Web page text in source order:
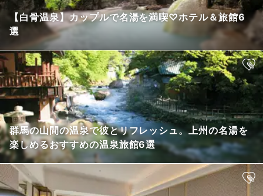
【白骨温泉】カップルで名湯を満喫♡ホテル＆旅館6
選
群馬の山間の温泉で彼とリフレッシュ。上州の名湯を
楽しめるおすすめの温泉旅館6選